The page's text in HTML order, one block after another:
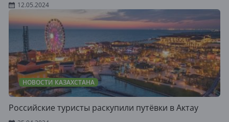
12.05.2024
НОВОСТИ КАЗАХСТАНА
Российские туристы раскупили путёвки в Актау